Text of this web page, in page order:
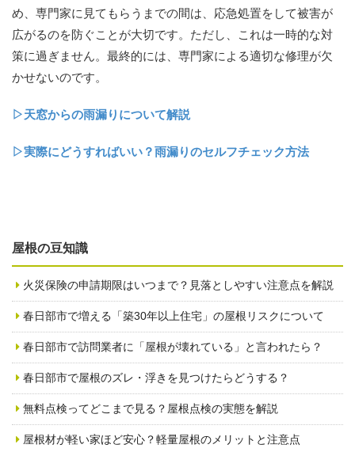
め、専門家に見てもらうまでの間は、応急処置をして被害が
広がるのを防ぐことが大切です。ただし、これは一時的な対
策に過ぎません。最終的には、専門家による適切な修理が欠
かせないのです。
▷天窓からの雨漏りについて解説
▷実際にどうすればいい？雨漏りのセルフチェック方法
屋根の豆知識
火災保険の申請期限はいつまで？見落としやすい注意点を解説
春日部市で増える「築30年以上住宅」の屋根リスクについて
春日部市で訪問業者に「屋根が壊れている」と言われたら？
春日部市で屋根のズレ・浮きを見つけたらどうする？
無料点検ってどこまで見る？屋根点検の実態を解説
屋根材が軽い家ほど安心？軽量屋根のメリットと注意点